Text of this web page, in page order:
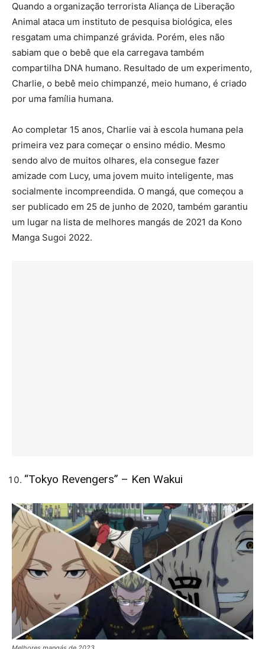
Quando a organização terrorista Aliança de Liberação
Animal ataca um instituto de pesquisa biológica, eles
resgatam uma chimpanzé grávida. Porém, eles não
sabiam que o bebê que ela carregava também
compartilha DNA humano. Resultado de um experimento,
Charlie, o bebê meio chimpanzé, meio humano, é criado
por uma família humana.
Ao completar 15 anos, Charlie vai à escola humana pela
primeira vez para começar o ensino médio. Mesmo
sendo alvo de muitos olhares, ela consegue fazer
amizade com Lucy, uma jovem muito inteligente, mas
socialmente incompreendida. O mangá, que começou a
ser publicado em 25 de junho de 2020, também garantiu
um lugar na lista de melhores mangás de 2021 da Kono
Manga Sugoi 2022.
“Tokyo Revengers” – Ken Wakui